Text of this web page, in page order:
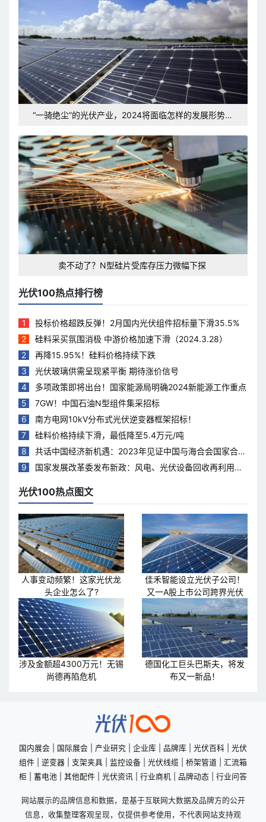
“一骑绝尘”的光伏产业，2024将面临怎样的发展形势和
卖不动了？N型硅片受库存压力微幅下探
光伏100热点排行榜
1
投标价格超跌反弹！2月国内光伏组件招标量下滑35.5%
2
硅料采买氛围消极 中游价格加速下滑（2024.3.28）
2
再降15.95%！硅料价格持续下跌
3
光伏玻璃供需呈现紧平衡 期待涨价信号
4
多项政策即将出台！国家能源局明确2024新能源工作重点
5
7GW！中国石油N型组件集采招标
6
南方电网10kV分布式光伏逆变器框架招标！
7
硅料价格持续下滑，最低降至5.4万元/吨
8
共话中国经济新机遇：2023年见证中国与海合会国家合作
热度持续升温
9
国家发展改革委发布新政：风电、光伏设备回收再利用，
光伏100热点图文
人事变动频繁！这家光伏龙
头企业怎么了?
佳禾智能设立光伏子公司！
又一A股上市公司跨界光伏
涉及金额超4300万元！无锡
尚德再陷危机
德国化工巨头巴斯夫，将发
布又一新品！
国内展会 国际展会 产业研究 企业库 品牌库 光伏百科
光伏
组件
逆变器 支架夹具 监控设备 光伏线缆 桥架管道
汇流箱
柜
蓄电池 其他配件 光伏资讯 行业商机 品牌动态 行业问答
网站展示的品牌信息和数据，是基于互联网大数据及品牌方的公开
信息，收集整理客观呈现，仅提供参考使用，不代表网站支持观